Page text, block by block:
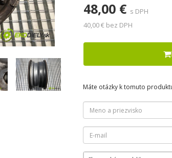
48,00 € s DPH
40,00 € bez DPH
Máte otázky k tomuto